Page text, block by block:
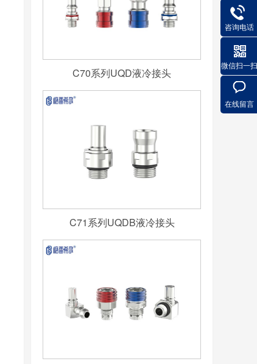
C70系列UQD液冷接头
C71系列UQDB液冷接头
咨询电话
微信扫一扫
在线留言